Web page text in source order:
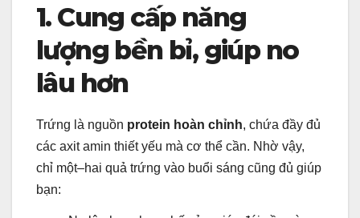
1. Cung cấp năng
lượng bền bỉ, giúp no
lâu hơn
Trứng là nguồn protein hoàn chỉnh, chứa đầy đủ
các axit amin thiết yếu mà cơ thể cần. Nhờ vậy,
chỉ một–hai quả trứng vào buổi sáng cũng đủ giúp
bạn: